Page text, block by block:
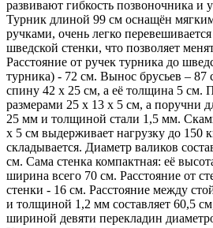
развивают гибкость позвоночника и
Турник длиной 99 см оснащён
ручками, очень легко
шведской стенки, что позволяет
Расстояние от ручек турника до
турника) - 72 см. Вынос брусьев –
спину 42 х 25 см, а её толщина 5 см.
размерами 25 х 13 х 5 см, а поручни
25 мм и толщиной стали 1,5 мм.
х 5 см выдерживает нагрузку до 150
складывается. Диаметр валиков
см. Сама стенка компактная: её
ширина всего 70 см. Расстояние от
стенки - 16 см. Расстояние между
и толщиной 1,2 мм составляет 60,5
шириной девяти перекладин